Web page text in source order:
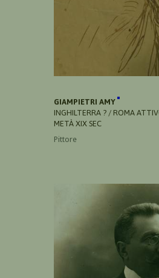
GIAMPIETRI AMY
INGHILTERRA ? / ROMA
METÀ XIX SEC
Pittore